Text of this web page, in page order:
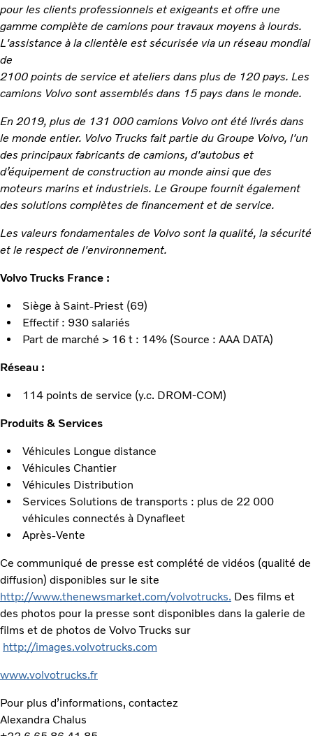
pour les clients professionnels et exigeants et offre une
gamme complète de camions pour travaux moyens à lourds.
L'assistance à la clientèle est sécurisée via un réseau mondial
de
2100 points de service et ateliers dans plus de 120 pays. Les
camions Volvo sont assemblés dans 15 pays dans le monde.
En 2019, plus de 131 000 camions Volvo ont été livrés dans
le monde entier. Volvo Trucks fait partie du Groupe Volvo, l'un
des principaux fabricants de camions, d'autobus et
d’équipement de construction au monde ainsi que des
moteurs marins et industriels. Le Groupe fournit également
des solutions complètes de financement et de service.
Les valeurs fondamentales de Volvo sont la qualité, la sécurité
et le respect de l'environnement.
Volvo Trucks France :
Siège à Saint-Priest (69)
Effectif : 930 salariés
Part de marché > 16 t : 14% (Source : AAA DATA)
Réseau :
114 points de service (y.c. DROM-COM)
Produits & Services
Véhicules Longue distance
Véhicules Chantier
Véhicules Distribution
Services Solutions de transports : plus de 22 000
véhicules connectés à Dynafleet
Après-Vente
Ce communiqué de presse est complété de vidéos (qualité de
diffusion) disponibles sur le site
http://www.thenewsmarket.com/volvotrucks. Des films et
des photos pour la presse sont disponibles dans la galerie de
films et de photos de Volvo Trucks sur
http://images.volvotrucks.com
www.volvotrucks.fr
Pour plus d’informations, contactez
Alexandra Chalus